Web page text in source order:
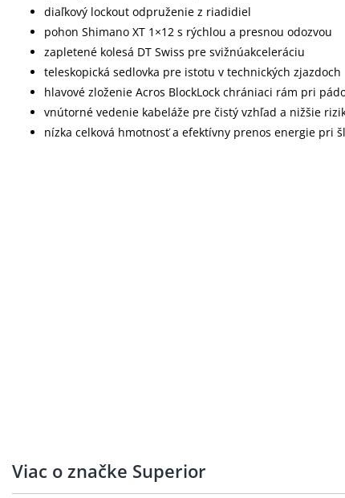
diaľkový lockout odpruženie z riadidiel
pohon Shimano XT 1×12 s rýchlou a presnou odozvou
zapletené kolesá DT Swiss pre svižnúakceleráciu
teleskopická sedlovka pre istotu v technických zjazdoch
hlavové zloženie Acros BlockLock chrániaci rám pri
vnútorné vedenie kabeláže pre čistý vzhľad a nižšie
nízka celková hmotnosť a efektívny prenos energie pri
Viac o značke Superior